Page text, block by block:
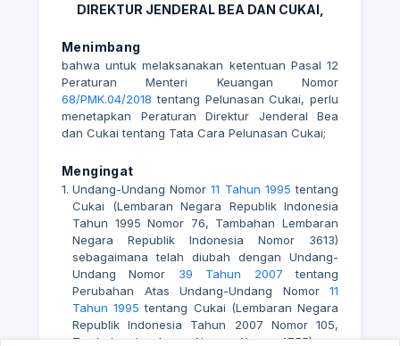
DIREKTUR JENDERAL BEA DAN CUKAI,
Menimbang
bahwa untuk melaksanakan ketentuan Pasal 12
Peraturan Menteri Keuangan Nomor
68/PMK.04/2018 tentang Pelunasan Cukai, perlu
menetapkan Peraturan Direktur Jenderal Bea
dan Cukai tentang Tata Cara Pelunasan Cukai;
Mengingat
1. Undang-Undang Nomor11 Tahun 1995 tentang
Cukai (Lembaran Negara Republik Indonesia
Tahun 1995 Nomor 76, Tambahan Lembaran
Negara Republik Indonesia Nomor 3613)
sebagaimana telah diubah dengan Undang-
Undang Nomor 39 Tahun 2007 tentang
Perubahan Atas Undang-Undang Nomor 11
Tahun 1995 tentang Cukai (Lembaran Negara
Republik Indonesia Tahun 2007 Nomor 105,
Tambahan Lembaran Negara Nomor 4755);